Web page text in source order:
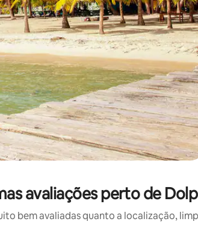
avaliações perto de
bem avaliadas quanto a localização,